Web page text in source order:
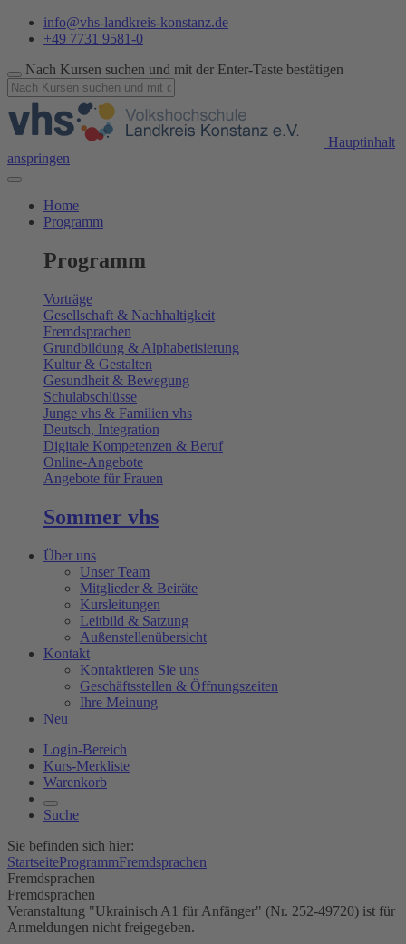
info@vhs-landkreis-konstanz.de
+49 7731 9581-0
Nach Kursen suchen und mit der Enter-Taste bestätigen
Hauptinhalt
anspringen
Home
Programm
Programm
Vorträge
Gesellschaft & Nachhaltigkeit
Fremdsprachen
Grundbildung & Alphabetisierung
Kultur & Gestalten
Gesundheit & Bewegung
Schulabschlüsse
Junge vhs & Familien vhs
Deutsch, Integration
Digitale Kompetenzen & Beruf
Online-Angebote
Angebote für Frauen
Sommer vhs
Über uns
Unser Team
Mitglieder & Beiräte
Kursleitungen
Leitbild & Satzung
Außenstellenübersicht
Kontakt
Kontaktieren Sie uns
Geschäftsstellen & Öffnungszeiten
Ihre Meinung
Neu
Login-Bereich
Kurs-Merkliste
Warenkorb
Suche
Sie befinden sich hier:
StartseiteProgrammFremdsprachen
Fremdsprachen
Fremdsprachen
Veranstaltung "Ukrainisch A1 für Anfänger" (Nr. 252-49720) ist für
Anmeldungen nicht freigegeben.